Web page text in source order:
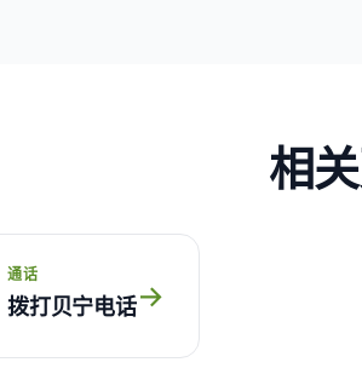
相
通话
拨打贝宁电话→